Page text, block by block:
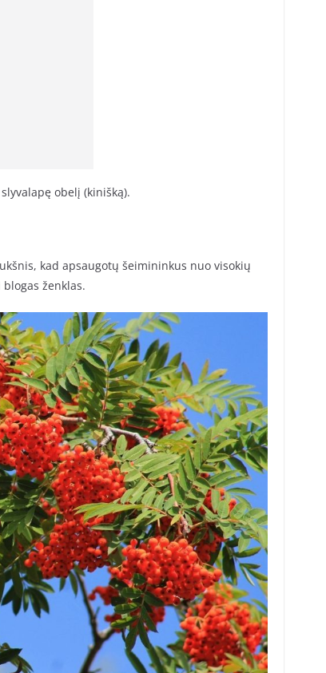
obelį (kinišką).
kad apsaugotų šeimininkus nuo visokių
ženklas.